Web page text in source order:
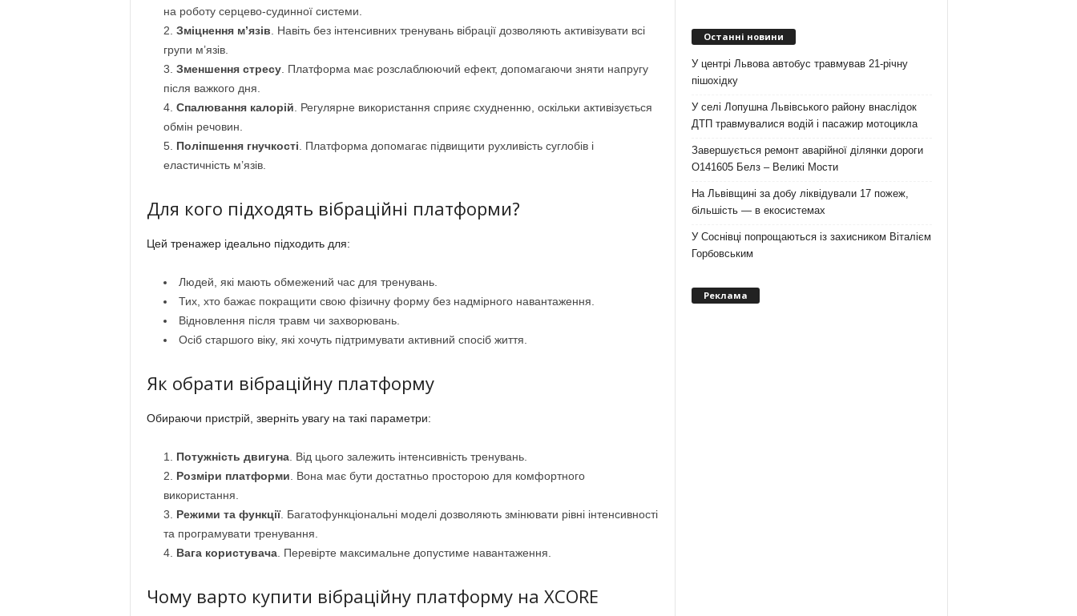
на роботу серцево-судинної системи.
Зміцнення м’язів . Навіть без інтенсивних тренувань вібрації дозволяють активізувати всі
групи м’язів.
Зменшення стресу. Платформа має розслаблюючий ефект, допомагаючи зняти напругу
після важкого дня.
Спалювання калорій . Регулярне використання сприяє схудненню, оскільки активізується
обмін речовин.
Поліпшення гнучкості . Платформа допомагає підвищити рухливість суглобів і
еластичність м’язів.
Для кого підходять вібраційні платформи?
Цей тренажер ідеально підходить для:
Людей, які мають обмежений час для тренувань.
Тих, хто бажає покращити свою фізичну форму без надмірного навантаження.
Відновлення після травм чи захворювань.
Осіб старшого віку, які хочуть підтримувати активний спосіб життя.
Як обрати вібраційну платформу
Обираючи пристрій, зверніть увагу на такі параметри:
Потужність двигуна. Від цього залежить інтенсивність тренувань.
Розміри платформи . Вона має бути достатньо просторою для комфортного
використання.
Режими та функції. Багатофункціональні моделі дозволяють змінювати рівні інтенсивності
та програмувати тренування.
Вага користувача. Перевірте максимальне допустиме навантаження.
Чому варто купити вібраційну платформу на XCORE
Останні новини
У центрі Львова автобус травмував 21-річну
пішохідку
У селі Лопушна Львівського району внаслідок
ДТП травмувалися водій і пасажир мотоцикла
Завершується ремонт аварійної ділянки дороги
О141605 Белз – Великі Мости
На Львівщині за добу ліквідували 17 пожеж,
більшість — в екосистемах
У Соснівці попрощаються із захисником Віталієм
Горбовським
Реклама